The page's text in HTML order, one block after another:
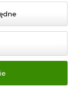
zastrzeżone.